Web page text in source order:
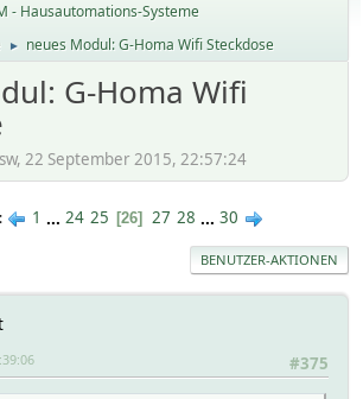
- Hausautomations-Systeme
► neues Modul: G-Homa Wifi Steckdose
G-Homa Wifi
22 September 2015, 22:57:24
1 ... 24 25 26 27 28 ... 30
BENUTZER-AKTIONEN
#375